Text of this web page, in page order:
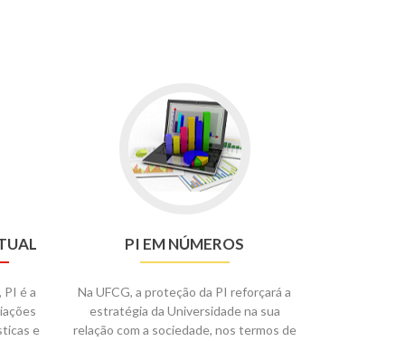
PI é a
e
PI EM NÚMEROS
Na UFCG, a proteção da PI reforçará a
estratégia da Universidade na sua
relação com a sociedade, nos termos de